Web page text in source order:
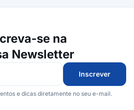
se na
Newsletter
Inscrever
e dicas diretamente no seu e-mail.